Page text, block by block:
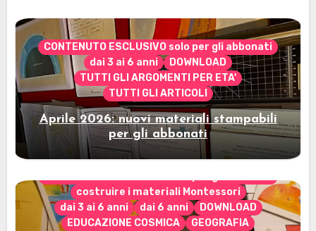
CONTENUTO ESCLUSIVO solo per gli abbonati
dai 3 ai 6 anni
DOWNLOAD
TUTTI GLI ARGOMENTI PER ETA'
TUTTI GLI ARTICOLI
Aprile 2026: nuovi materiali stampabili
per gli abbonati
costruire i materiali Montessori
dai 3 ai 6 anni
dai 6 anni
DOWNLOAD
EDUCAZIONE COSMICA
GEOGRAFIA